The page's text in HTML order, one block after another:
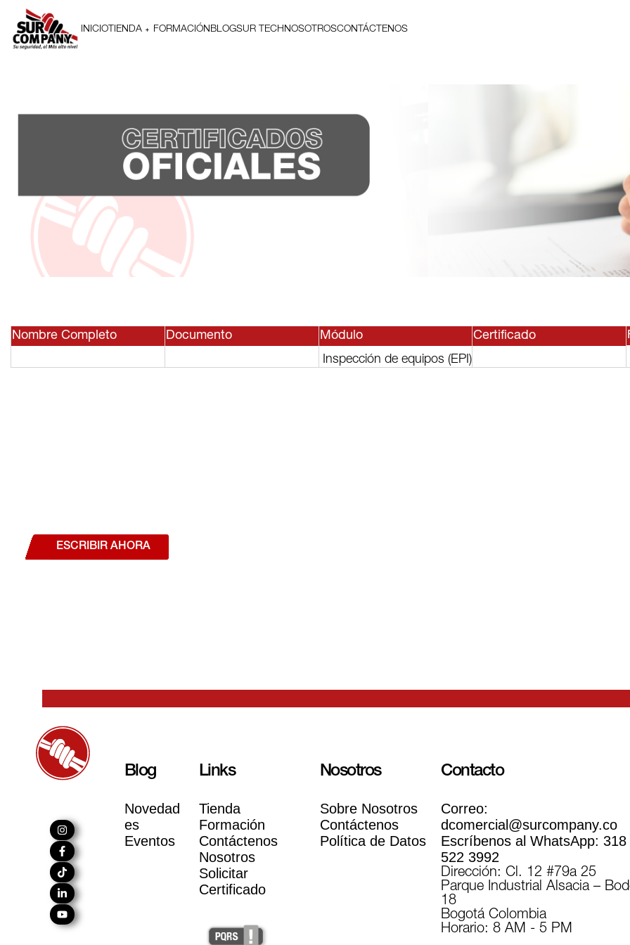
INICIO TIENDA FORMACIÓNBLOGSUR TECHNOSOTROSCONTÁCTENOS
Nombre Completo Documento
Módulo
Inspección de equipos (EPI)
Certificado
ESCRIBIR AHORA
Blog
Novedad
es
Eventos
Links
Tienda
Formación
Contáctenos
Nosotros
Solicitar
Certificado
Nosotros
Sobre Nosotros
Contáctenos
Política de Datos
Contacto
Correo:
dcomercial@surcompany.co
Escríbenos al WhatsApp: 318
522 3992
Dirección: Cl. 12 #79a 25
Parque Industrial Alsacia –
18
Bogotá Colombia
Horario: 8 AM - 5 PM